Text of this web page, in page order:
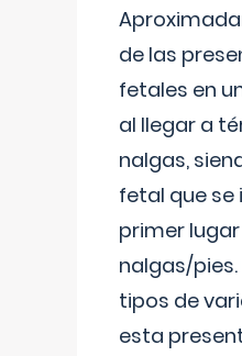
de las
fetales en
al llegar a
nalgas,
fetal que se
primer
nalgas/pies.
tipos de
esta